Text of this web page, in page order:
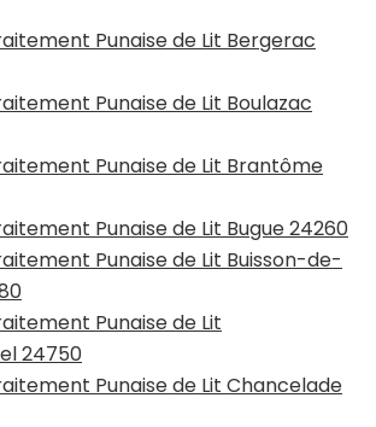
Punaise de Lit Bergerac
Punaise de Lit Boulazac
Punaise de Lit Brantôme
Punaise de Lit Bugue 24260
Punaise de Lit Buisson-de-
Punaise de Lit
24750
Punaise de Lit Chancelade